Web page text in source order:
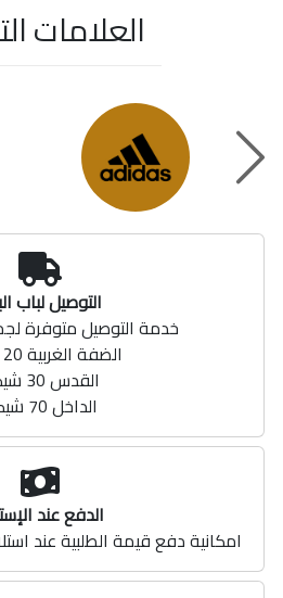
العلامات
Previous
التوصيل لباب
خدمة التوصيل متوفرة
الضفة الغربية 20 شيكل
القدس 30 شيكل
الداخل 70 شيكل
الدفع عند
امكانية دفع قيمة الطلبية عند